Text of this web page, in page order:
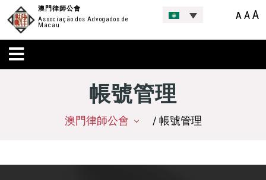
澳門律師公會
Associação dos Advogados de
Macau
A AA
帳號管理
澳門律師公會 / 帳號管理